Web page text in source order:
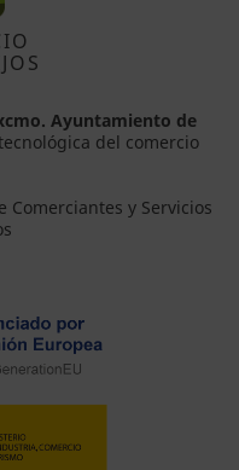
Ayuntamiento de
del comercio
Comerciantes y Servicios